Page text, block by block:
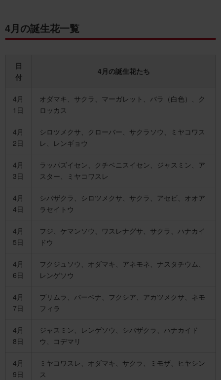
4月の誕生花一覧
日
付
4月の誕生花たち
4月
1日
オダマキ、サクラ、マーガレット、バラ（白色）、ク
ロッカス
4月
2日
シロツメクサ、クローバー、サクラソウ、ミヤコワス
レ、レンギョウ
4月
3日
ラッパズイセン、クチベニスイセン、ジャスミン、ア
スター、ミヤコワスレ
4月
4日
シバザクラ、シロツメクサ、サクラ、アセビ、オオア
ラセイトウ
4月
5日
フジ、ケマンソウ、ワスレナグサ、サクラ、ハナカイ
ドウ
4月
6日
フクジュソウ、オダマキ、アネモネ、ナスタチウム、
レンゲソウ
4月
7日
プリムラ、バーベナ、フクシア、アカツメクサ、ネモ
フィラ
4月
8日
ジャスミン、レンゲソウ、シバザクラ、ハナカイド
ウ、コデマリ
4月
9日
ミヤコワスレ、オダマキ、サクラ、ミモザ、ヒヤシン
ス